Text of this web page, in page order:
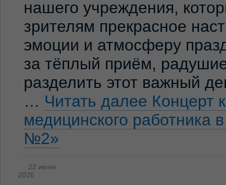
нашего учреждения,
зрителям прекрасное
эмоции и атмосферу
за тёплый приём,
разделить этот важный
… Читать далее Концерт
медицинского
№2»
22 июня
2026